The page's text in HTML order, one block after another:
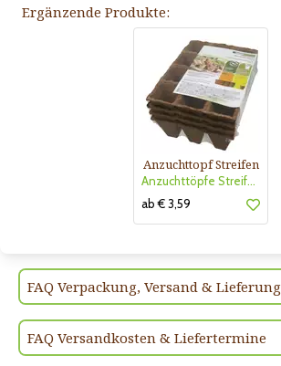
Ergänzende Produkte:
Anzuchttopf Streifen
Anzuchttöpfe Streifen 6cm
ab € 3,59
FAQ Verpackung, Versand & Lieferung
FAQ Versandkosten & Liefertermine